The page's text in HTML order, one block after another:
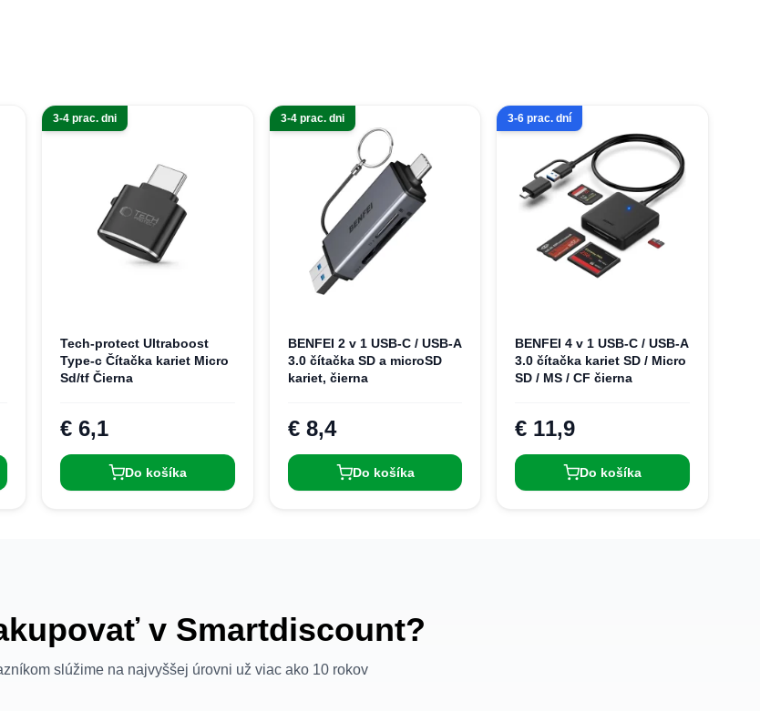
3-4 prac. dni
Tech-protect Ultraboost
Type-c Čítačka kariet Micro
Sd/tf Čierna
€ 6,1
Do košíka
3-4 prac. dni
BENFEI 2 v 1 USB-C / USB-A
3.0 čítačka SD a microSD
kariet, čierna
€ 8,4
Do košíka
3-6 prac. dní
BENFEI 4 v 1 USB-C / USB-A
3.0 čítačka kariet SD / Micro
SD / MS / CF čierna
€ 11,9
Do košíka
v Smartdiscount?
slúžime na najvyššej úrovni už viac ako 10 rokov